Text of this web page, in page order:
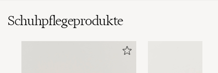
Schuhpflegeprodukte